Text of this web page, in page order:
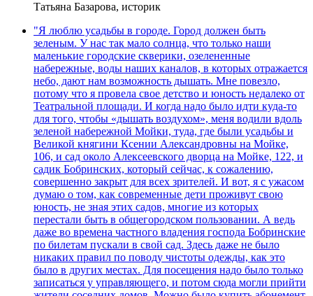
Татьяна Базарова, историк
"Я люблю усадьбы в городе. Город должен быть
зеленым. У нас так мало солнца, что только наши
маленькие городские скверики, озелененные
набережные, воды наших каналов, в которых отражается
небо, дают нам возможность дышать. Мне повезло,
потому что я провела свое детство и юность недалеко от
Театральной площади. И когда надо было идти куда-то
для того, чтобы «дышать воздухом», меня водили вдоль
зеленой набережной Мойки, туда, где были усадьбы и
Великой княгини Ксении Александровны на Мойке,
106, и сад около Алексеевского дворца на Мойке, 122, и
садик Бобринских, который сейчас, к сожалению,
совершенно закрыт для всех зрителей. И вот, я с ужасом
думаю о том, как современные дети проживут свою
юность, не зная этих садов, многие из которых
перестали быть в общегородском пользовании. А ведь
даже во времена частного владения господа Бобринские
по билетам пускали в свой сад. Здесь даже не было
никаких правил по поводу чистоты одежды, как это
было в других местах. Для посещения надо было только
записаться у управляющего, и потом сюда могли прийти